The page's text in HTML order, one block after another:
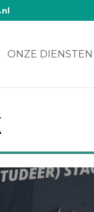
ONZE DIENSTEN